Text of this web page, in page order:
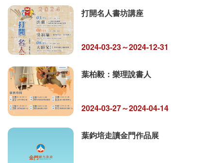
打開名人書坊講座
2024-03-23～2024-12-31
葉柏毅：樂理說書人
2024-03-27～2024-04-14
葉鈞培走讀金門作品展